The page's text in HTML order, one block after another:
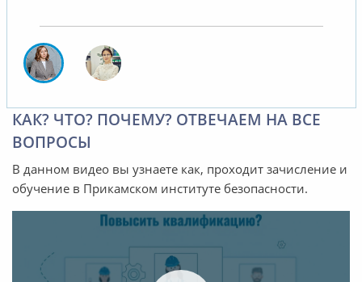
КАК? ЧТО? ПОЧЕМУ? ОТВЕЧАЕМ НА ВСЕ
ВОПРОСЫ
В данном видео вы узнаете как, проходит зачисление и
обучение в Прикамском институте безопасности.